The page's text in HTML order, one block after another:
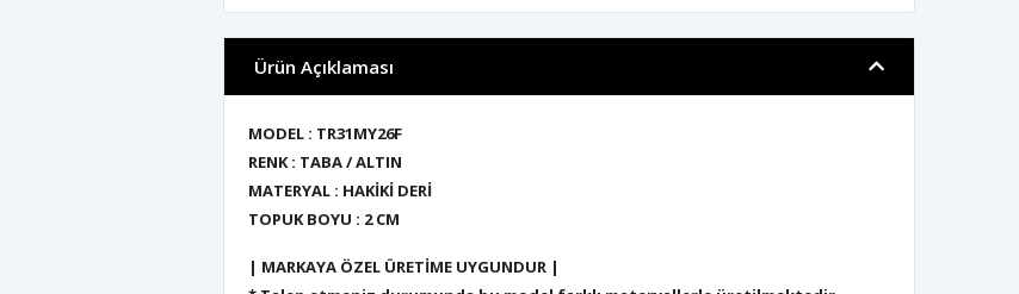
Ürün Açıklaması
MODEL : TR31MY26F
RENK : TABA / ALTIN
MATERYAL : HAKİKİ DERİ
TOPUK BOYU : 2 CM
| MARKAYA ÖZEL ÜRETİME UYGUNDUR |